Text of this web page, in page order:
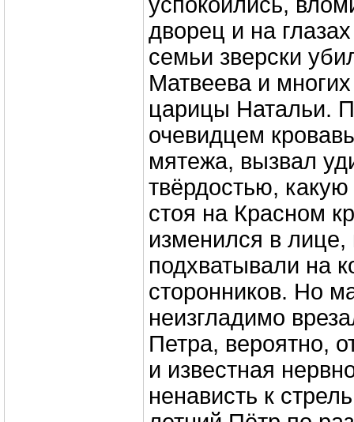
дворец и на
семьи зверски
Матвеева и
царицы Натальи.
очевидцем
мятежа, вызвал
твёрдостью,
стоя на Красном
изменился в лице,
подхватывали на
сторонников. Но
неизгладимо
Петра, вероятно,
и известная
ненависть к